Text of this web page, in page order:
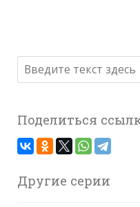
Поделиться
Другие серии